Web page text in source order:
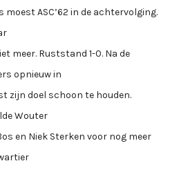
ASC’62 in de achtervolging.
meer. Ruststand 1-0. Na de
opnieuw in
zijn doel schoon te houden.
Wouter
en Niek Sterken voor nog meer